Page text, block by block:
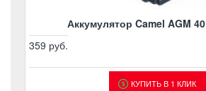
Аккумулятор Camel AGM
359 руб.
КУПИТЬ В 1 КЛИК